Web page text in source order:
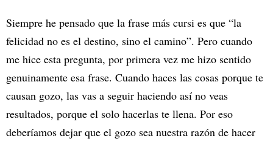
Siempre he pensado que la frase más cursi es que “la
felicidad no es el destino, sino el camino”. Pero cuando
me hice esta pregunta, por primera vez me hizo sentido
genuinamente esa frase. Cuando haces las cosas porque te
causan gozo, las vas a seguir haciendo así no veas
resultados, porque el solo hacerlas te llena. Por eso
deberíamos dejar que el gozo sea nuestra razón de hacer